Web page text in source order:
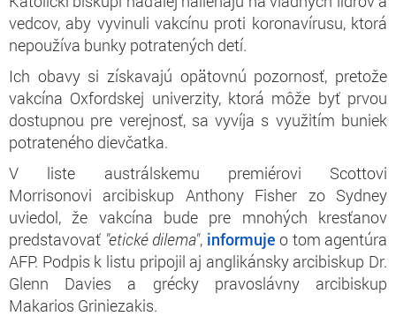
vedcov, aby vyvinuli vakcínu proti koronavírusu, ktorá
nepoužíva bunky potratených detí.
Ich obavy si získavajú opätovnú pozornosť, pretože
vakcína Oxfordskej univerzity, ktorá môže byť prvou
dostupnou pre verejnosť, sa vyvíja s využitím buniek
potrateného dievčatka.
V liste austrálskemu premiérovi Scottovi
Morrisonovi arcibiskup Anthony Fisher zo Sydney
uviedol, že vakcína bude pre mnohých kresťanov
predstavovať "etické dilema", informuje o tom agentúra
AFP. Podpis k listu pripojil aj anglikánsky arcibiskup Dr.
Glenn Davies a grécky pravoslávny arcibiskup
Makarios Griniezakis.